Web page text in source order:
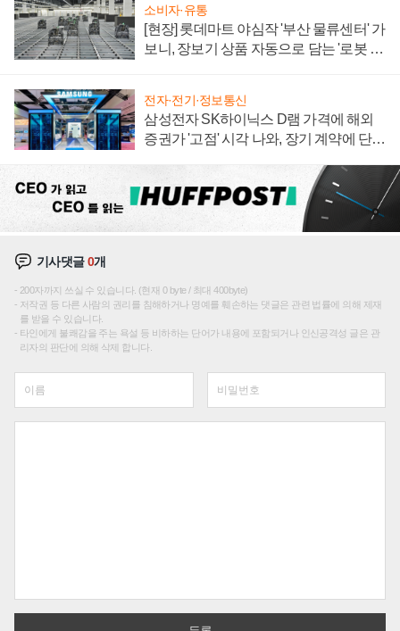
소비자·유통
[현장] 롯데마트 야심작 '부산 물류센터' 가
보니, 장보기 상품 자동으로 담는 '로봇 40
전자·전기·정보통신
삼성전자 SK하이닉스 D램 가격에 해외
증권가 '고점' 시각 나와, 장기 계약에 단점
기사댓글0개
200자까지 쓰실 수 있습니다. (현재 0 byte / 최대 400byte)
저작권 등 다른 사람의 권리를 침해하거나 명예를 훼손하는 댓글은 관련 법률에 의해 제재
를 받을 수 있습니다.
타인에게 불쾌감을 주는 욕설 등 비하하는 단어가 내용에 포함되거나 인신공격성 글은 관
리자의 판단에 의해 삭제 합니다.